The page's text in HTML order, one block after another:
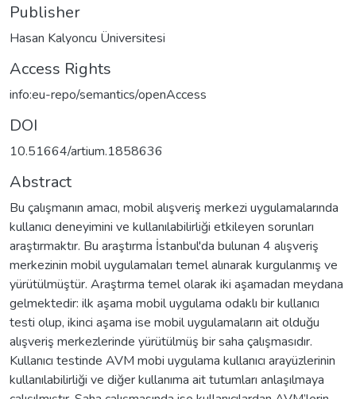
Publisher
Hasan Kalyoncu Üniversitesi
Access Rights
info:eu-repo/semantics/openAccess
DOI
10.51664/artium.1858636
Abstract
Bu çalışmanın amacı, mobil alışveriş merkezi uygulamalarında
kullanıcı deneyimini ve kullanılabilirliği etkileyen sorunları
araştırmaktır. Bu araştırma İstanbul'da bulunan 4 alışveriş
merkezinin mobil uygulamaları temel alınarak kurgulanmış ve
yürütülmüştür. Araştırma temel olarak iki aşamadan meydana
gelmektedir: ilk aşama mobil uygulama odaklı bir kullanıcı
testi olup, ikinci aşama ise mobil uygulamaların ait olduğu
alışveriş merkezlerinde yürütülmüş bir saha çalışmasıdır.
Kullanıcı testinde AVM mobi uygulama kullanıcı arayüzlerinin
kullanılabilirliği ve diğer kullanıma ait tutumları anlaşılmaya